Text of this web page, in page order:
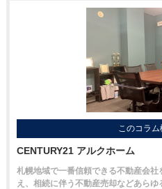
このコラ
CENTURY21 アルクホーム
札幌地域で一番信頼できる不動産会
え、相続に伴う不動産売却などあら